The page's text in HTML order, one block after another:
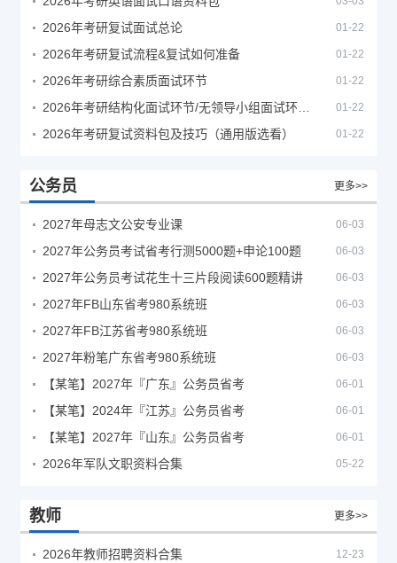
2026年考研复试面试总论 01-22
2026年考研复试流程&复试如何准备 01-22
2026年考研综合素质面试环节 01-22
01-22
2026年考研复试资料包及技巧（通用版选看） 01-22
公务员 更多>>
2027年母志文公安专业课 06-03
2027年公务员考试省考行测5000题+申论100题 06-03
2027年公务员考试花生十三片段阅读600题精讲 06-03
2027年FB山东省考980系统班 06-03
2027年FB江苏省考980系统班 06-03
2027年粉笔广东省考980系统班 06-03
【某笔】2027年『广东』公务员省考 06-01
【某笔】2024年『江苏』公务员省考 06-01
【某笔】2027年『山东』公务员省考 06-01
2026年军队文职资料合集 05-22
教师 更多>>
2026年教师招聘资料合集 12-23